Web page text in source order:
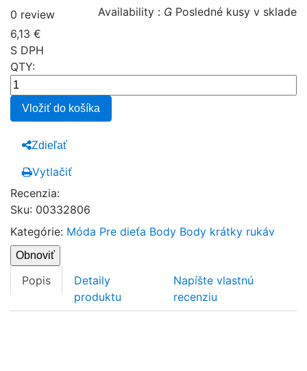
0 review Availability :  Posledné kusy v sklade
6,13 €
S DPH
QTY:
Vložiť do košíka
Zdieľať
Vytlačiť
Recenzia:
Sku: 00332806
Kategórie: Móda Pre dieťa Body Body krátky rukáv
Popis
Detaily
produktu
Napíšte vlastnú
recenziu